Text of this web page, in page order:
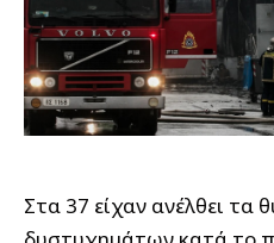
Στα 37 είχαν ανέλθει τα